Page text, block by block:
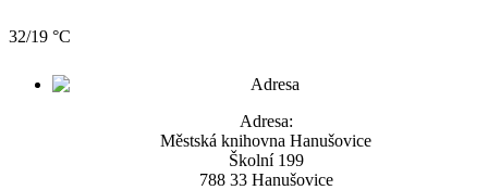
32/19 °C
Adresa:
Městská knihovna Hanušovice
Školní 199
788 33 Hanušovice